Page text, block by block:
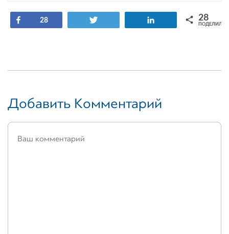
Поделиться
28 Поделиться28
Добавить Комментарий